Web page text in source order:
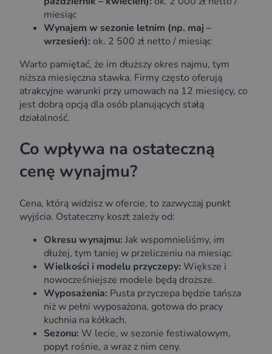
miesiąc
Wynajem w sezonie letnim (np. maj –
wrzesień): ok. 2 500 zł netto / miesiąc
Warto pamiętać, że im dłuższy okres najmu, tym
niższa miesięczna stawka. Firmy często oferują
atrakcyjne warunki przy umowach na 12 miesięcy, co
jest dobrą opcją dla osób planujących stałą
działalność.
Co wpływa na ostateczną
cenę wynajmu?
Cena, którą widzisz w ofercie, to zazwyczaj punkt
wyjścia. Ostateczny koszt zależy od:
Okresu wynajmu: Jak wspomnieliśmy, im
dłużej, tym taniej w przeliczeniu na miesiąc.
Wielkości i modelu przyczepy: Większe i
nowocześniejsze modele będą droższe.
Wyposażenia: Pusta przyczepa będzie tańsza
niż w pełni wyposażona, gotowa do pracy
kuchnia na kółkach.
Sezonu: W lecie, w sezonie festiwalowym,
popyt rośnie, a wraz z nim ceny.